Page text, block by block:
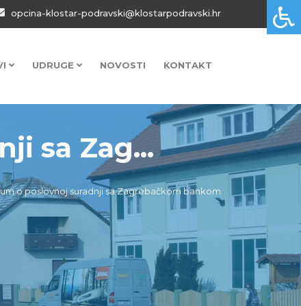
opcina-klostar-podravski@klostarpodravski.hr
UDRUGE NOVOSTI KONTAKT
sa Zag...
o poslovnoj suradnji sa Zagrebačkom bankom